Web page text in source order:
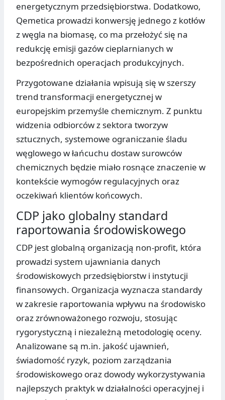
energetycznym przedsiębiorstwa. Dodatkowo,
Qemetica prowadzi konwersję jednego z kotłów
z węgla na biomasę, co ma przełożyć się na
redukcję emisji gazów cieplarnianych w
bezpośrednich operacjach produkcyjnych.
Przygotowane działania wpisują się w szerszy
trend transformacji energetycznej w
europejskim przemyśle chemicznym. Z punktu
widzenia odbiorców z sektora tworzyw
sztucznych, systemowe ograniczanie śladu
węglowego w łańcuchu dostaw surowców
chemicznych będzie miało rosnące znaczenie w
kontekście wymogów regulacyjnych oraz
oczekiwań klientów końcowych.
CDP jako globalny standard
raportowania środowiskowego
CDP jest globalną organizacją non-profit, która
prowadzi system ujawniania danych
środowiskowych przedsiębiorstw i instytucji
finansowych. Organizacja wyznacza standardy
w zakresie raportowania wpływu na środowisko
oraz zrównoważonego rozwoju, stosując
rygorystyczną i niezależną metodologię oceny.
Analizowane są m.in. jakość ujawnień,
świadomość ryzyk, poziom zarządzania
środowiskowego oraz dowody wykorzystywania
najlepszych praktyk w działalności operacyjnej i